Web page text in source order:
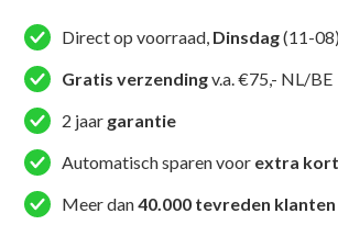
Gear
T-
shirt
Thai
Pattaya
In
Direct op voorraad, Dinsdag(11-
Gratis verzendingv.a. €75,- NL/BE
2 jaar garantie
Automatisch sparen voor extra
Meer dan40.000 tevreden klanten